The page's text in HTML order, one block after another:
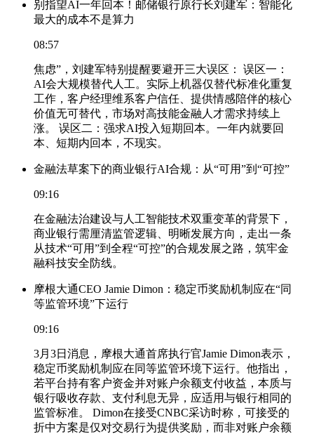
别指望AI一年回本！邮储银行原行长刘建军：智能化
最大的成本不是算力
08:57
焦虑”，刘建军特别提醒要避开三大误区： 误区一：
AI会大规模替代人工。实际上机器仅替代标准化重复
工作，客户经理维系客户信任、提供情感陪伴的核心
价值无可替代，市场对高技能金融人才需求持续上
涨。 误区二：强求AI投入短期回本。一年内就要回
本、短期内回本，不现实。
金融法草案下的商业银行AI合规：从“可用”到“可控”
09:16
在金融法治建设与人工智能技术双重变革的背景下，
商业银行需厘清监管逻辑、明晰发展方向，走出一条
从技术“可用”到全程“可控”的合规发展之路，筑牢金
融科技安全防线。
摩根大通CEO Jamie Dimon：稳定币奖励机制应在“同
等监管环境”下运行
09:16
3月3日消息，摩根大通首席执行官Jamie Dimon表示，
稳定币奖励机制应在同等监管环境下运行。他指出，
若平台持有客户资金并对账户余额支付收益，本质与
银行吸收存款、支付利息无异，应适用与银行相同的
监管标准。 Dimon在接受CNBC采访时称，可接受的
折中方案是仅对交易行为提供奖励，而非对账户余额